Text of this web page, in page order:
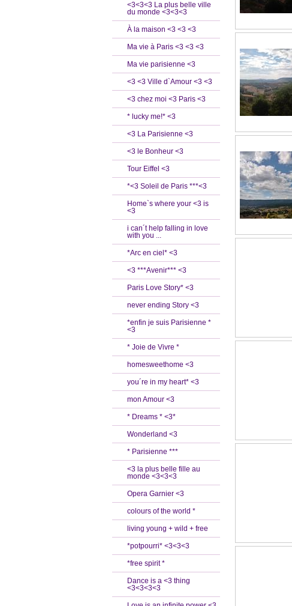
<3<3<3 La plus belle ville
du monde <3<3<3
À la maison <3 <3 <3
Ma vie à Paris <3 <3 <3
Ma vie parisienne <3
<3 <3 Ville d`Amour <3 <3
<3 chez moi <3 Paris <3
* lucky me!* <3
<3 La Parisienne <3
<3 le Bonheur <3
Tour Eiffel <3
*<3 Soleil de Paris ***<3
Home`s where your <3 is
<3
i can´t help falling in love
with you ...
*Arc en ciel* <3
<3 ***Avenir*** <3
Paris Love Story* <3
never ending Story <3
*enfin je suis Parisienne *
<3
* Joie de Vivre *
homesweethome <3
you´re in my heart* <3
mon Amour <3
* Dreams * <3*
Wonderland <3
* Parisienne ***
<3 la plus belle fille au
monde <3<3<3
Opera Garnier <3
colours of the world *
living young + wild + free
*potpourri* <3<3<3
*free spirit *
Dance is a <3 thing
<3<3<3<3